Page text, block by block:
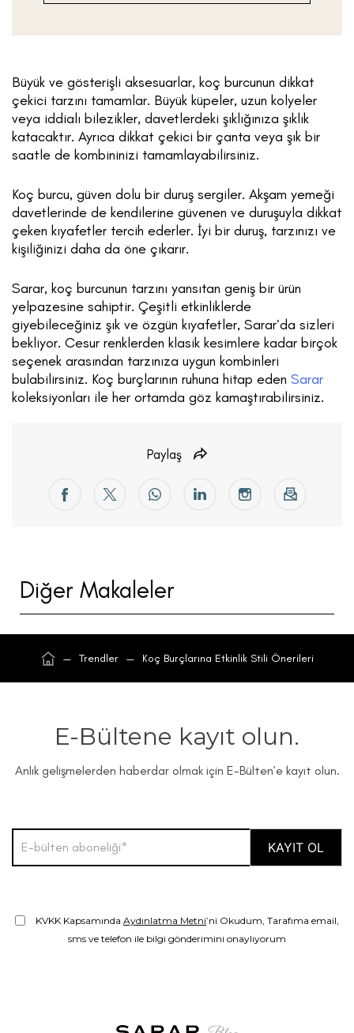
Büyük ve gösterişli aksesuarlar, koç burcunun dikkat
çekici tarzını tamamlar. Büyük küpeler, uzun kolyeler
veya iddialı bilezikler, davetlerdeki şıklığınıza şıklık
katacaktır. Ayrıca dikkat çekici bir çanta veya şık bir
saatle de kombininizi tamamlayabilirsiniz.
Koç burcu, güven dolu bir duruş sergiler. Akşam yemeği
davetlerinde de kendilerine güvenen ve duruşuyla dikkat
çeken kıyafetler tercih ederler. İyi bir duruş, tarzınızı ve
kişiliğinizi daha da öne çıkarır.
Sarar, koç burcunun tarzını yansıtan geniş bir ürün
yelpazesine sahiptir. Çeşitli etkinliklerde
giyebileceğiniz şık ve özgün kıyafetler, Sarar’da sizleri
bekliyor. Cesur renklerden klasik kesimlere kadar birçok
seçenek arasından tarzınıza uygun kombinleri
bulabilirsiniz. Koç burçlarının ruhuna hitap eden Sarar
koleksiyonları ile her ortamda göz kamaştırabilirsiniz.
Paylaş
Diğer Makaleler
— Trendler — Koç Burçlarına Etkinlik Stili Önerileri
E-Bültene kayıt olun.
Anlık gelişmelerden haberdar olmak için E-Bülten’e kayıt olun.
KVKK Kapsamında Aydınlatma Metni’ni Okudum, Tarafıma email,
sms ve telefon ile bilgi gönderimini onaylıyorum